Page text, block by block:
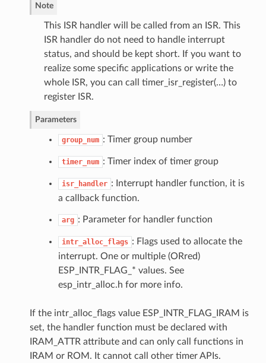
Note
This ISR handler will be called from an ISR. This
ISR handler do not need to handle interrupt
status, and should be kept short. If you want to
realize some specific applications or write the
whole ISR, you can call timer_isr_register(…) to
register ISR.
Parameters
group_num : Timer group number
timer_num : Timer index of timer group
isr_handler : Interrupt handler function, it is
a callback function.
arg : Parameter for handler function
intr_alloc_flags : Flags used to allocate the
interrupt. One or multiple (ORred)
ESP_INTR_FLAG_* values. See
esp_intr_alloc.h for more info.
If the intr_alloc_flags value ESP_INTR_FLAG_IRAM is
set, the handler function must be declared with
IRAM_ATTR attribute and can only call functions in
IRAM or ROM. It cannot call other timer APIs.